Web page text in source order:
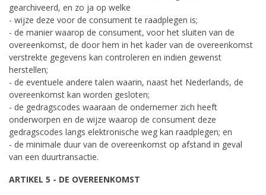
gearchiveerd, en zo ja op welke
- wijze deze voor de consument te raadplegen is;
- de manier waarop de consument, voor het sluiten van de
overeenkomst, de door hem in het kader van de overeenkomst
verstrekte gegevens kan controleren en indien gewenst
herstellen;
- de eventuele andere talen waarin, naast het Nederlands, de
overeenkomst kan worden gesloten;
- de gedragscodes waaraan de ondernemer zich heeft
onderworpen en de wijze waarop de consument deze
gedragscodes langs elektronische weg kan raadplegen; en
- de minimale duur van de overeenkomst op afstand in geval
van een duurtransactie.
ARTIKEL 5 - DE OVEREENKOMST